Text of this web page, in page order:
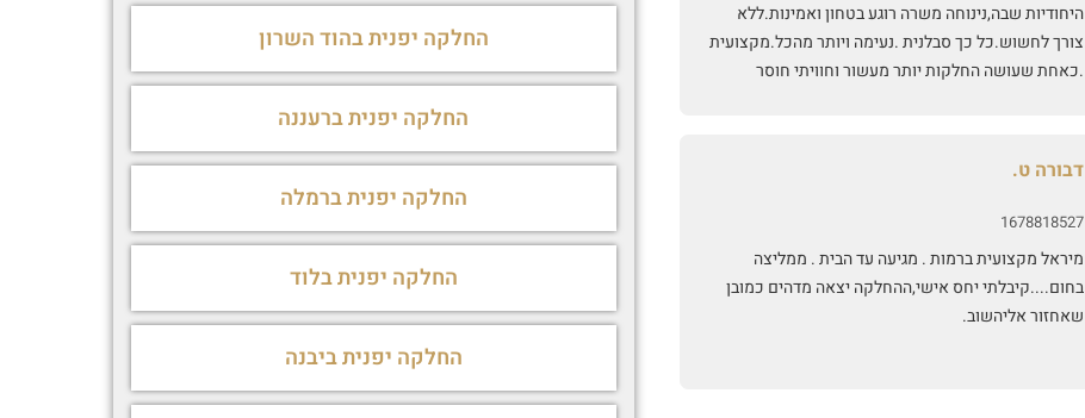
היחודיות שבה,נינוחה משרה רוגע בטחון ואמינות.ללא
צורך לחשוש.כל כך סבלנית .נעימה ויותר מהכל.מקצועית
.כאחת שעושה החלקות יותר מעשור וחוויתי חוסר
כדי להתסכן😊🙏❤️
דבורה ט.
1678818527
מיראל מקצועית ברמות . מגיעה עד הבית . ממליצה
בחום....קיבלתי יחס אישי,ההחלקה יצאה מדהים כמובן
שאחזור אליהשוב.
החלקה יפנית בהוד השרון
החלקה יפנית ברעננה
החלקה יפנית ברמלה
החלקה יפנית בלוד
החלקה יפנית ביבנה